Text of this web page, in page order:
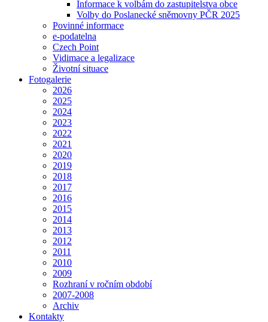
Informace k volbám do zastupitelstva obce
Volby do Poslanecké sněmovny PČR 2025
Povinné informace
e-podatelna
Czech Point
Vidimace a legalizace
Životní situace
Fotogalerie
2026
2025
2024
2023
2022
2021
2020
2019
2018
2017
2016
2015
2014
2013
2012
2011
2010
2009
Rozhraní v ročním období
2007-2008
Archiv
Kontakty